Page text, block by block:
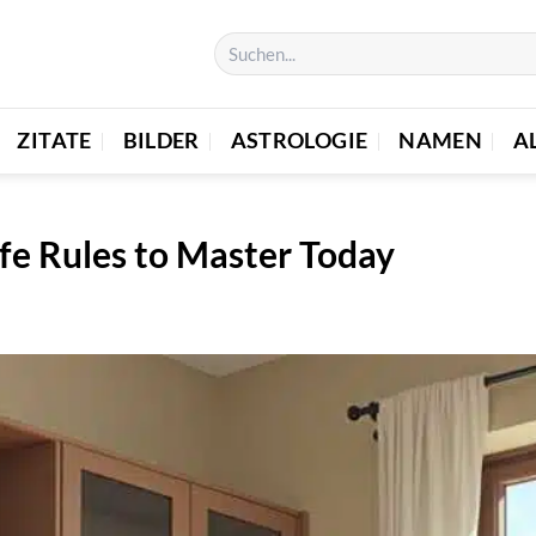
ZITATE BILDER ASTROLOGIE NAMEN
Rules to Master Today